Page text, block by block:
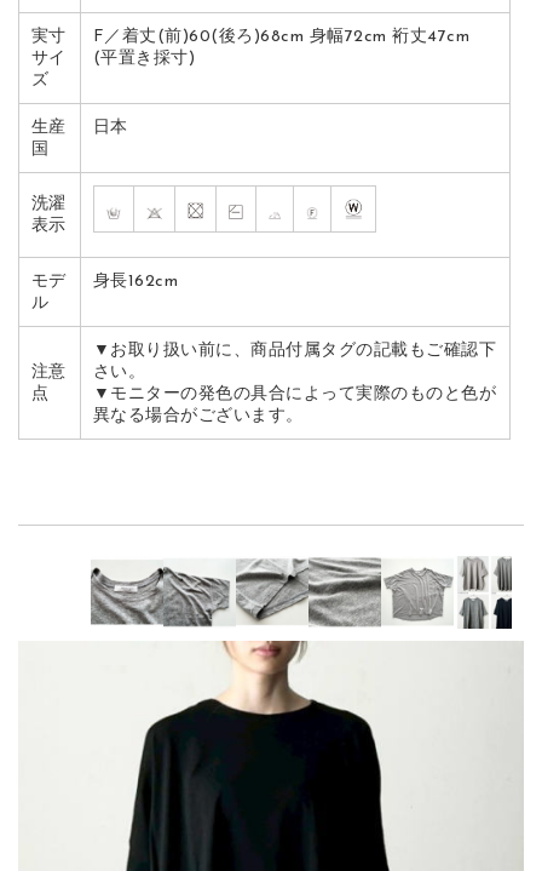
実寸
サイ
ズ
F／着丈(前)60(後ろ)68cm 身幅72cm 裄丈47cm
(平置き採寸)
生産
国
日本
洗濯
表示
モデ
ル
身長162cm
注意
点
▼お取り扱い前に、商品付属タグの記載もご確認下
さい。
▼モニターの発色の具合によって実際のものと色が
異なる場合がございます。